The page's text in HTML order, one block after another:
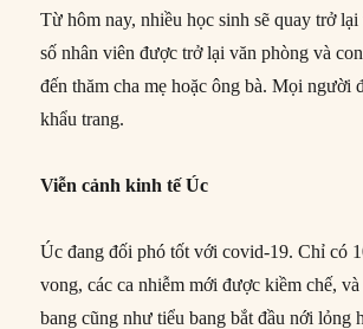
Từ hôm nay, nhiều học sinh sẽ quay trở
số nhân viên được trở lại văn phòng và
đến thăm cha mẹ hoặc ông bà. Mọi người
khẩu trang.
Viễn cảnh kinh tế Úc
Úc đang đối phó tốt với covid-19. Chỉ có
vong, các ca nhiễm mới được kiềm chế,
bang cũng như tiểu bang bắt đầu nới lỏng